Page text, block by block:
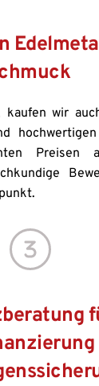
kaufen wir
Preisen